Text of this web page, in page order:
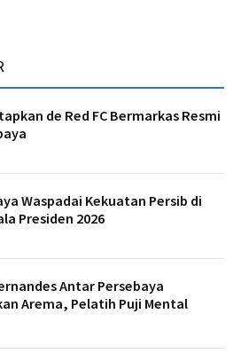
de Red FC Bermarkas Resmi
Waspadai Kekuatan Persib di
Presiden 2026
Antar Persebaya
Arema, Pelatih Puji Mental